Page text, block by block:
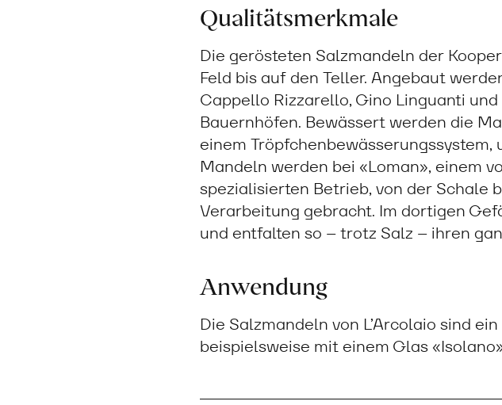
Qualitätsmerkmale
Die gerösteten Salzmandeln der
Feld bis auf den Teller. Angebaut
Cappello Rizzarello, Gino Linguanti
Bauernhöfen. Bewässert werden die
einem
Mandeln werden bei «Loman», einem
spezialisierten Betrieb, von der Schale
Verarbeitung gebracht. Im dortigen
und entfalten so – trotz Salz – ihren
Anwendung
Die Salzmandeln von L’Arcolaio sind
beispielsweise mit einem Glas